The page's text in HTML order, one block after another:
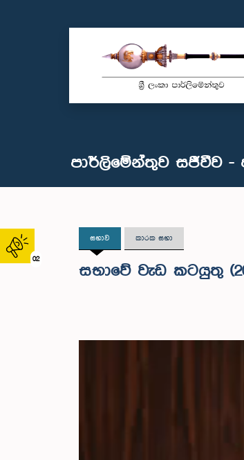
02
පාර්ලිමේන්තුව සජීවීව
සභාව කාරක සභා
සභාවේ වැඩ කටයුතු